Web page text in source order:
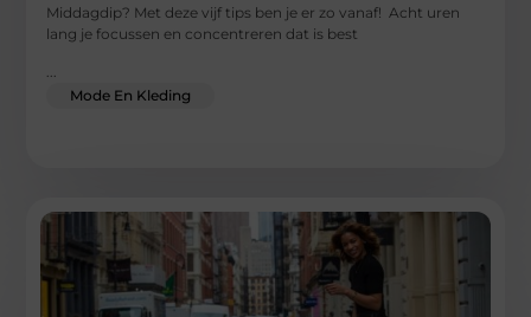
Middagdip? Met deze vijf tips ben je er zo vanaf! Acht uren
lang je focussen en concentreren dat is best
...
Mode En Kleding